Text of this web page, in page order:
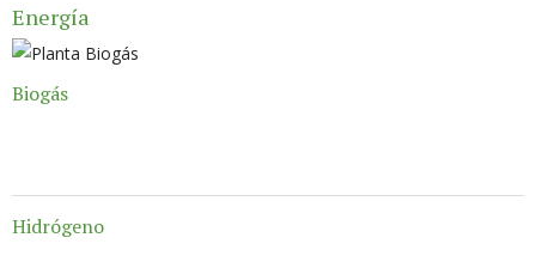
Energía
Biogás
Hidrógeno